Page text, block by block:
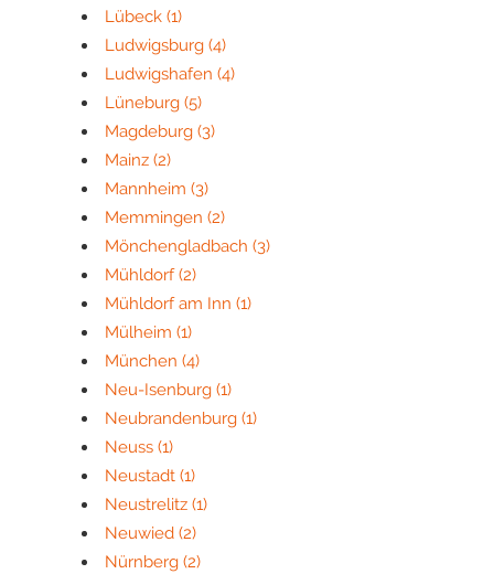
Lübeck (1)
Ludwigsburg (4)
Ludwigshafen (4)
Lüneburg (5)
Magdeburg (3)
Mainz (2)
Mannheim (3)
Memmingen (2)
Mönchengladbach (3)
Mühldorf(2)
Mühldorf am Inn (1)
Mülheim (1)
München (4)
Neu-Isenburg (1)
Neubrandenburg (1)
Neuss (1)
Neustadt (1)
Neustrelitz (1)
Neuwied (2)
Nürnberg (2)